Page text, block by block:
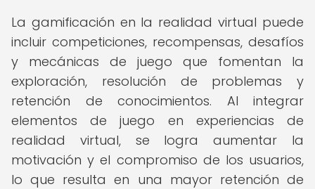
La gamificación en la realidad virtual puede
incluir competiciones, recompensas, desafíos
y mecánicas de juego que fomentan la
exploración, resolución de problemas y
retención de conocimientos. Al integrar
elementos de juego en experiencias de
realidad virtual, se logra aumentar la
motivación y el compromiso de los usuarios,
lo que resulta en una mayor retención de